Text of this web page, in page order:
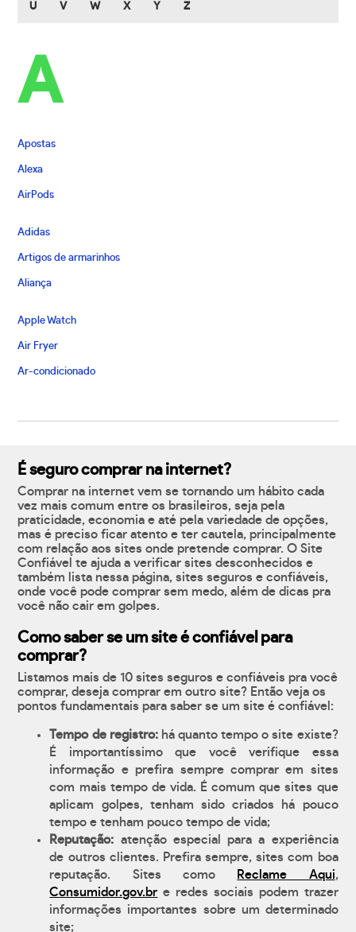
U V W X Y Z
A
Apostas
Alexa
AirPods
Adidas
Artigos de armarinhos
Aliança
Apple Watch
Air Fryer
Ar-condicionado
É seguro comprar na internet?
Comprar na internet vem se tornando um hábito cada
vez mais comum entre os brasileiros, seja pela
praticidade, economia e até pela variedade de opções,
mas é preciso ficar atento e ter cautela, principalmente
com relação aos sites onde pretende comprar. O Site
Confiável te ajuda a verificar sites desconhecidos e
também lista nessa página, sites seguros e confiáveis,
onde você pode comprar sem medo, além de dicas pra
você não cair em golpes.
Como saber se um site é confiável para
comprar?
Listamos mais de 10 sites seguros e confiáveis pra você
comprar, deseja comprar em outro site? Então veja os
pontos fundamentais para saber se um site é confiável:
Tempo de registro:há quanto tempo o site existe?
É importantíssimo que você verifique essa
informação e prefira sempre comprar em sites
com mais tempo de vida. É comum que sites que
aplicam golpes, tenham sido criados há pouco
tempo e tenham pouco tempo de vida;
Reputação: atenção especial para a experiência
de outros clientes. Prefira sempre, sites com boa
reputação. Sites como
Reclame Aqui,
Consumidor.gov.br e redes sociais podem trazer
informações importantes sobre um determinado
site;